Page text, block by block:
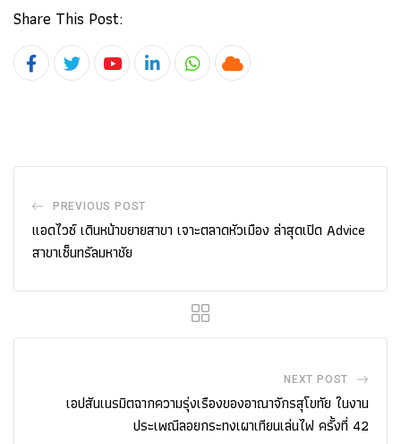
Share This Post:
YoutubeLinkedInWhatsapp
Cloud
PREVIOUS POST
แอดไวซ์ เดินหน้าขยายสาขา เจาะตลาดหัวเมือง ล่าสุดเปิด Advice
สาขาเซ็นทรัลมหาชัย
NEXT POST
เอปสันเนรมิตฉากความรุ่งเรืองของอาณาจักรสุโขทัย ในงาน
ประเพณีลอยกระทงเผาเทียนเล่นไฟ ครั้งที่ 42